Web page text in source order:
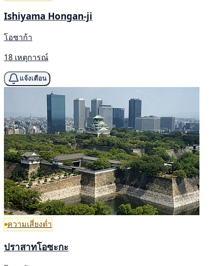
Ishiyama Hongan-ji
โอซาก้า
18 เหตุการณ์
แจ้งเตือน
ความเสี่ยงต่ำ
ปราสาทโอซะกะ